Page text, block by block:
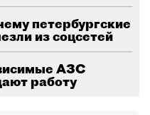
петербургские
из соцсетей
АЗС
работу